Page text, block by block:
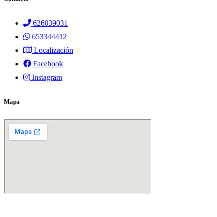
626039031
653344412
Localización
Facebook
Instagram
Mapa